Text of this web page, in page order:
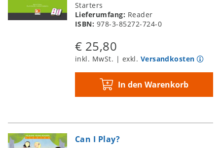
Starters
Lieferumfang: Reader
ISBN: 978-3-85272-724-0
€ 25,80
inkl. MwSt. | exkl. Versandkosten
In den Warenkorb
Can I Play?